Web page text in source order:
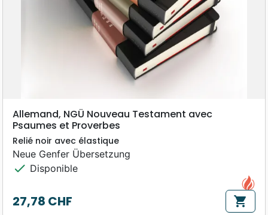
Allemand, NGÜ Nouveau Testament avec
Psaumes et Proverbes
Relié noir avec élastique
Neue Genfer Übersetzung
check Disponible
Prix
27,78 CHF shopping_cart